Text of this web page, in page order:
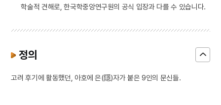
학술적 견해로, 한국학중앙연구원의 공식 입장과 다를 수 있습니다.
정의
고려 후기에 활동했던, 아호에 은(隱)자가 붙은 9인의 문신들.